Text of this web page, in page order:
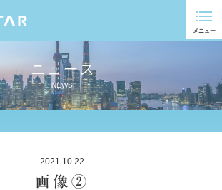
ニュース
NEWS
2021.10.22
画像②